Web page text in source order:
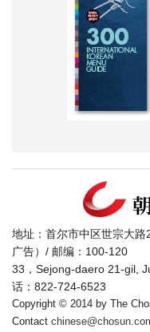
地址：首尔市中区世宗大路
广告）/ 邮编：100-120
33，Sejong-daero 21-gil,
话：822-724-6523
Copyright © 2014 by The
Contact